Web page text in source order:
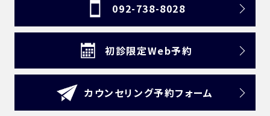
092-738-8028
初診限定Web予約
カウンセリング予約フォーム